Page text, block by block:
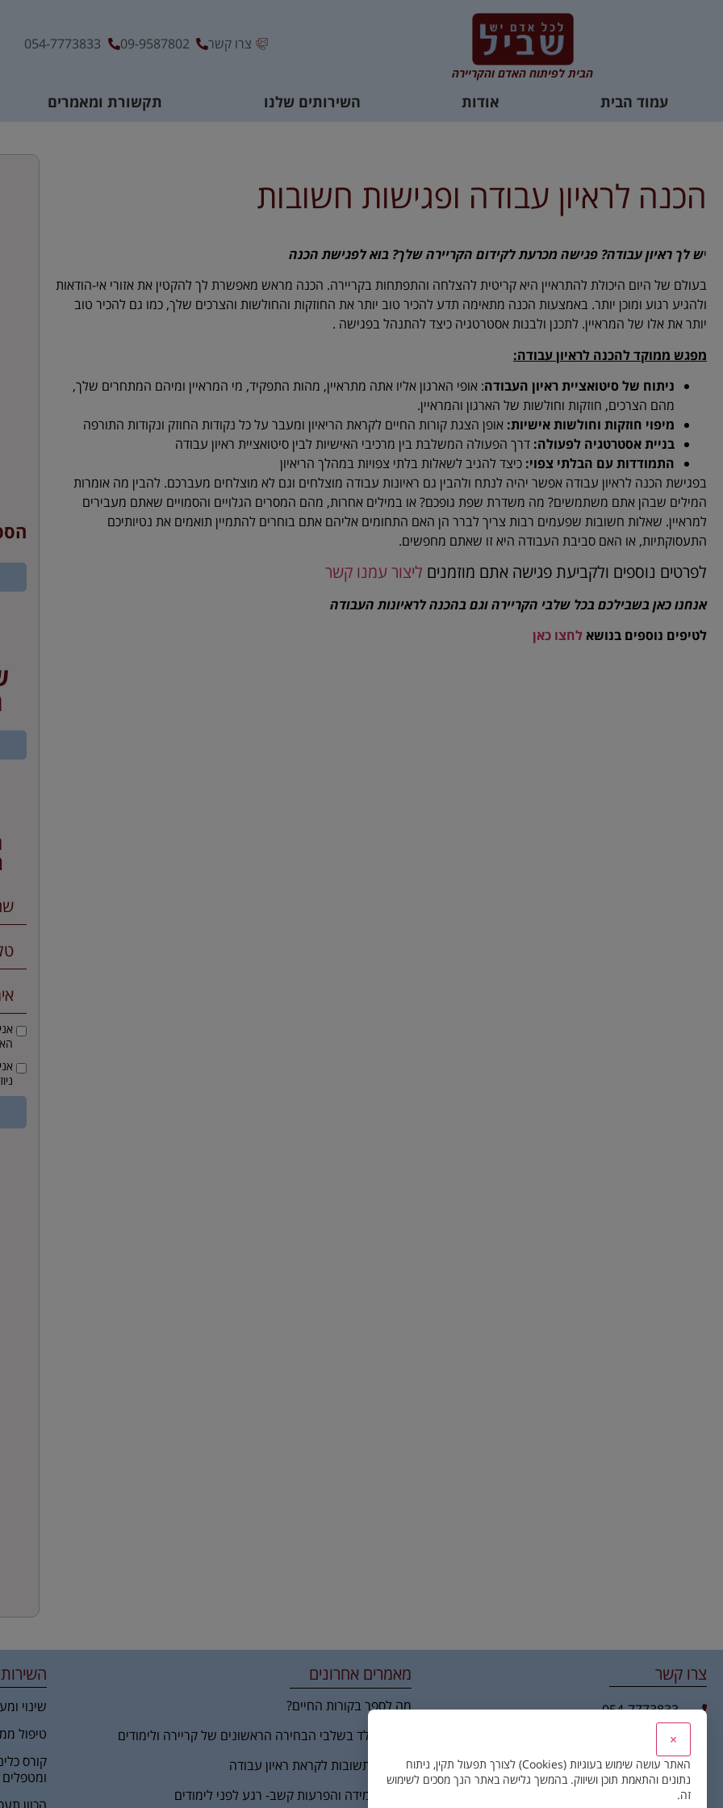
הבית לפיתוח האדם והקריירה
צרו קשר 09-9587802
054-7773833
עמוד הבית אודות השירותים שלנו תקשורת ומאמרים
הכנה לראיון עבודה ופגישות חשובות
יש לך ראיון עבודה? פגישה מכרעת לקידום הקריירה שלך? בוא לפגישת הכנה
בעולם של היום היכולת להתראיין היא קריטית להצלחה והתפתחות בקריירה. הכנה מראש מאפשרת לך להקטין את אזורי אי-הודאות
ולהגיע רגוע ומוכן יותר. באמצעות הכנה מתאימה תדע להכיר טוב יותר את החוזקות והחולשות והצרכים שלך, כמו גם להכיר טוב
יותר את אלו של המראיין. לתכנן ולבנות אסטרטגיה כיצד להתנהל בפגישה .
מפגש ממוקד להכנה לראיון עבודה:
ניתוח של סיטואציית ראיון העבודה: אופי הארגון אליו אתה מתראיין, מהות התפקיד, מי המראיין ומיהם המתחרים שלך,
מהם הצרכים, חוזקות וחולשות של הארגון והמראיין.
מיפוי חוזקות וחולשות אישיות: אופן הצגת קורות החיים לקראת הריאיון ומעבר על כל נקודות החוזק ונקודות התורפה
בניית אסטרטגיה לפעולה: דרך הפעולה המשלבת בין מרכיבי האישיות לבין סיטואציית ראיון עבודה
התמודדות עם הבלתי צפוי: כיצד להגיב לשאלות בלתי צפויות במהלך הריאיון
בפגישת הכנה לראיון עבודה אפשר יהיה לנתח ולהבין גם ראיונות עבודה מוצלחים וגם לא מוצלחים מעברכם. להבין מה אומרות
המילים שבהן אתם משתמשים? מה משדרת שפת גופכם? או במילים אחרות, מהם המסרים הגלויים והסמויים שאתם מעבירים
למראיין. שאלות חשובות שפעמים רבות צריך לברר הן האם התחומים אליהם אתם בוחרים להתמיין תואמים את נטיותיכם
התעסוקתיות, או האם סביבת העבודה היא זו שאתם מחפשים.
לפרטים נוספים ולקביעת פגישה אתם מוזמנים ליצור עמנו קשר
אנחנו כאן בשבילכם בכל שלבי הקריירה וגם בהכנה לראיונות העבודה
לטיפים נוספים בנושא לחצו כאן
צרו קשר
054-7773833
office@b-shvili.com
09-9587802
מאמרים אחרונים
מה לספר בקורות החיים?
הורים לילד בשלבי הבחירה הראשונים של קריירה ולימודים
שאלות ותשובות לקראת ראיון עבודה
לקויות למידה והפרעות קשב- רגע לפני לימודים
שינוי
טיפול
קורס
ומטפלים
×
האתר עושה שימוש בעוגיות (Cookies) לצורך תפעול תקין, ניתוח
נתונים והתאמת תוכן ושיווק. בהמשך גלישה באתר הנך מסכים לשימוש
זה.